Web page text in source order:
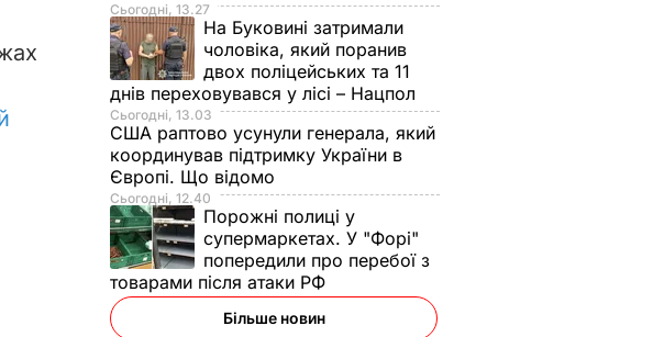
Сьогодні, 13.27
На Буковині затримали
чоловіка, який поранив
двох поліцейських та 11
днів переховувався у лісі – Нацпол
Сьогодні, 13.03
США раптово усунули генерала, який
координував підтримку України в
Європі. Що відомо
Сьогодні, 12.40
Порожні полиці у
супермаркетах. У "Форі"
попередили про перебої з
товарами після атаки РФ
Більше новин